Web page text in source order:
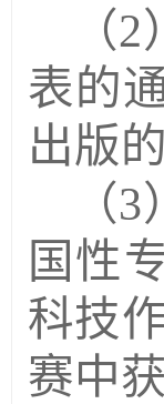
（2
表的
出版
（3
国性
科技
赛中